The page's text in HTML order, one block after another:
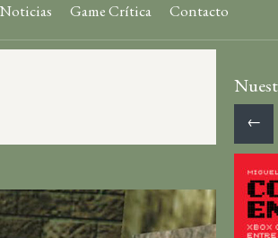
Noticias Game Crítica Contacto
←